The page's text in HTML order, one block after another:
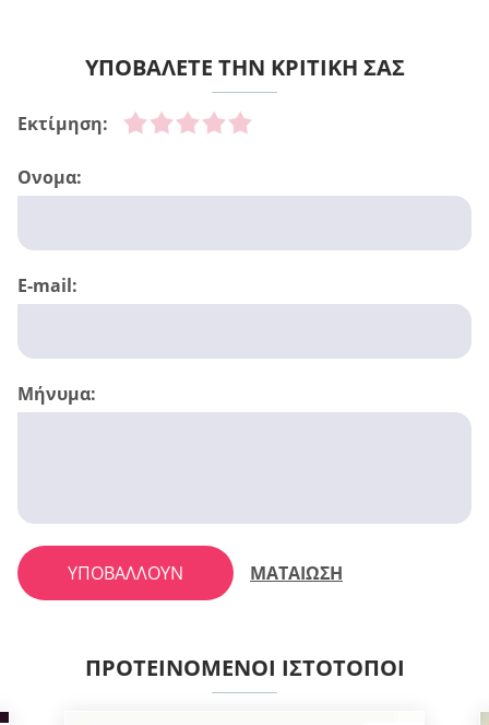
ΥΠΟΒΑΛΕΤΕ ΤΗΝ ΚΡΙΤΙΚΗ ΣΑΣ
Εκτίμηση:
Ονομα:
E-mail:
Μήνυμα:
ΥΠΟΒΆΛΛΟΥΝ ΜΑΤΑΙΩΣΗ
ΠΡΟΤΕΙΝΌΜΕΝΟΙ ΙΣΤΌΤΟΠΟΙ